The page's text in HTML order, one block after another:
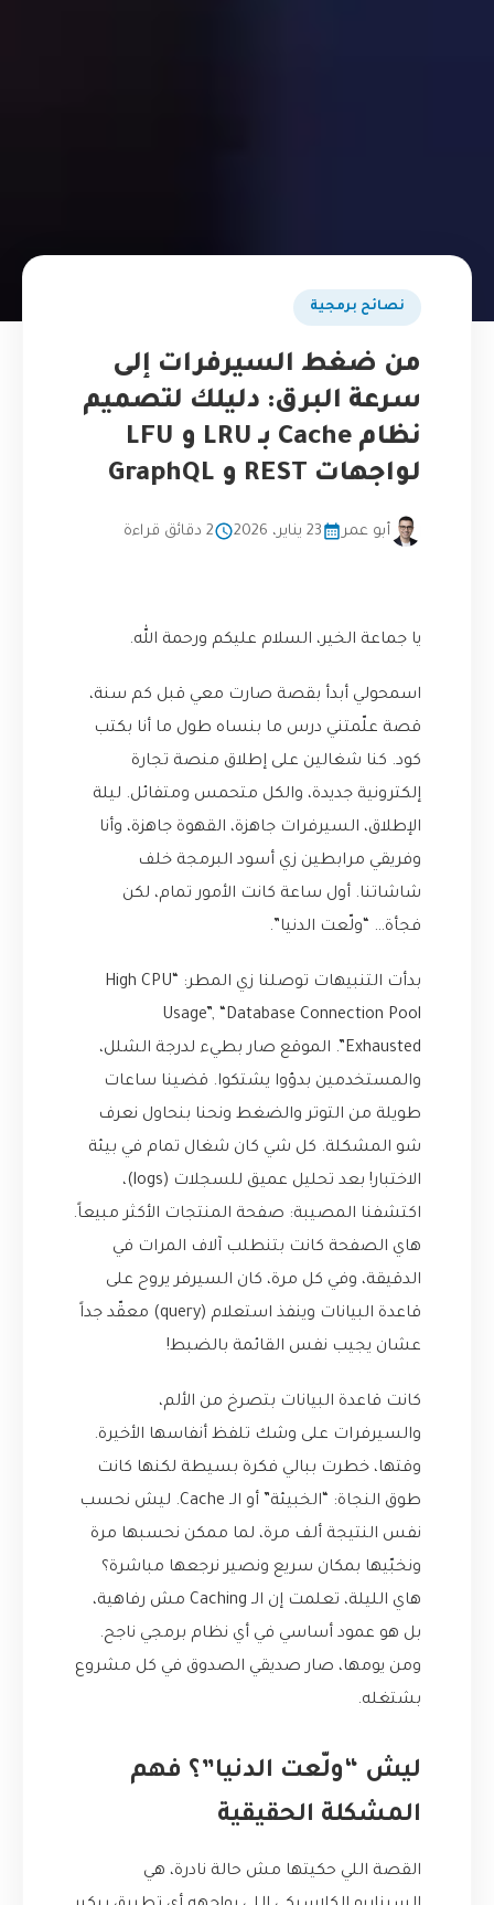
نصائح برمجية
من ضغط السيرفرات إلى
سرعة البرق: دليلك لتصميم
نظام Cache بـ LRU و LFU
لواجهات REST و GraphQL
أبو عمر 23 يناير، 2026 2 دقائق قراءة
يا جماعة الخير، السلام عليكم ورحمة الله.
اسمحولي أبدأ بقصة صارت معي قبل كم سنة،
قصة علّمتني درس ما بنساه طول ما أنا بكتب
كود. كنا شغالين على إطلاق منصة تجارة
إلكترونية جديدة، والكل متحمس ومتفائل. ليلة
الإطلاق، السيرفرات جاهزة، القهوة جاهزة، وأنا
وفريقي مرابطين زي أسود البرمجة خلف
شاشاتنا. أول ساعة كانت الأمور تمام، لكن
فجأة… “ولّعت الدنيا”.
بدأت التنبيهات توصلنا زي المطر: “High CPU
Usage”, “Database Connection Pool
Exhausted”. الموقع صار بطيء لدرجة الشلل،
والمستخدمين بدؤوا يشتكوا. قضينا ساعات
طويلة من التوتر والضغط ونحنا بنحاول نعرف
شو المشكلة. كل شي كان شغال تمام في بيئة
الاختبار! بعد تحليل عميق للسجلات (logs)،
اكتشفنا المصيبة: صفحة المنتجات الأكثر مبيعاً.
هاي الصفحة كانت بتنطلب آلاف المرات في
الدقيقة، وفي كل مرة، كان السيرفر يروح على
قاعدة البيانات وينفذ استعلام (query) معقّد جداً
عشان يجيب نفس القائمة بالضبط!
كانت قاعدة البيانات بتصرخ من الألم،
والسيرفرات على وشك تلفظ أنفاسها الأخيرة.
وقتها، خطرت ببالي فكرة بسيطة لكنها كانت
طوق النجاة: “الخبيئة” أو الـ Cache. ليش نحسب
نفس النتيجة ألف مرة، لما ممكن نحسبها مرة
ونخبّيها بمكان سريع ونصير نرجعها مباشرة؟
هاي الليلة، تعلمت إن الـ Caching مش رفاهية،
بل هو عمود أساسي في أي نظام برمجي ناجح.
ومن يومها، صار صديقي الصدوق في كل مشروع
بشتغله.
ليش “ولّعت الدنيا”؟ فهم
المشكلة الحقيقية
القصة اللي حكيتها مش حالة نادرة، هي